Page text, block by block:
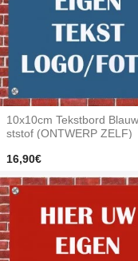
10x10cm Tekstbord
ststof (ONTWERP ZELF)
16,90€